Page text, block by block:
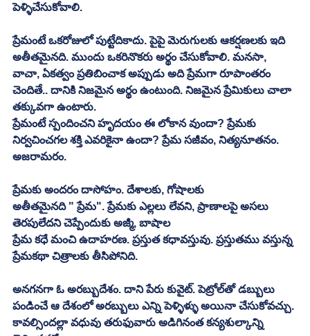
పెళ్ళిచేసుకోవాలి.
ప్రేమంటే ఒకరోజులో పుట్టేదికాదు. పైపై మెరుగులకు ఆకర్షణలకు ఇది
అతీతమైనది. ముందు ఒకరినొకరు అర్థం చేసుకోవాలి. మనసా,
వాచా, ఏకత్వం ప్రతిబించాక అప్పుడు అది ప్రేమగా రూపాంతరం
చెందితే.. దానికి నిజమైన అర్థం ఉంటుంది. నిజమైన ప్రేమికులు చాలా
తక్కువగా ఉంటారు.
ప్రేమంటే స్పందించని హృదయం ఈ లోకాన వుందా? ప్రేమకు
నిర్వచించగల శక్తి ఎవరికైనా ఉందా? ప్రేమ సజీవం, నిత్యనూతనం.
అజరామరం.
ప్రేమకు అందరం దాసోహం. దేశాలకు, గోషాలకు
అతీతమైనది " ప్రేమ". ప్రేమకు ఎల్లలు లేవని, ప్రాణాలపై అసలు
తెరపులేదని చెప్పేందుకు అజ్మీ, బాషాల
ప్రేమ కధే మంచి ఉదాహరణ. ప్రస్తుత కధావస్తువు. ప్రస్తుతము వస్తున్న
ప్రేమకథా చిత్రాలకు తీసిపోనిది.
అనగనగా ఓ అరబ్బుదేశం. దాని పేరు కువైట్. పెట్రోల్‌తో డబ్బులు
పండించే ఆ దేశంలో అరబ్బులు ఎన్ని పెళ్ళిళ్ళు అయినా చేసుకోవచ్చు.
కావల్సిందల్లా వధువు తరుఫువారు అడిగినంత కన్యశుల్కాన్ని